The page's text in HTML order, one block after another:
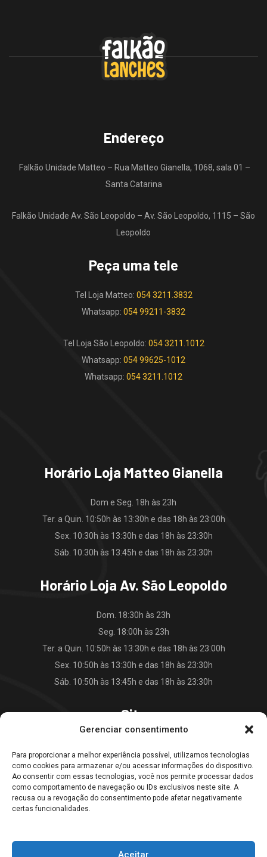
Gerenciar consentimento
Para proporcionar a melhor experiência possível, utilizamos tecnologias
como cookies para armazenar e/ou acessar informações do dispositivo.
Ao consentir com essas tecnologias, você nos permite processar dados
como comportamento de navegação ou IDs exclusivos neste site. A
recusa ou a revogação do consentimento pode afetar negativamente
certas funcionalidades.
Aceitar
Endereço
Falkão Unidade Matteo – Rua Matteo Gianella, 1068, sala 01 –
Santa Catarina
Falkão Unidade Av. São Leopoldo – Av. São Leopoldo, 1115 – São
Leopoldo
Peça uma tele
Tel Loja Matteo: 054 3211.3832
Whatsapp: 054 99211-3832
Tel Loja São Leopoldo: 054 3211.1012
Whatsapp: 054 99625-1012
Whatsapp: 054 3211.1012
Horário Loja Matteo Gianella
Dom e Seg. 18h às 23h
Ter. a Quin. 10:50h às 13:30h e das 18h às 23:00h
Sex. 10:30h às 13:30h e das 18h às 23:30h
Sáb. 10:30h às 13:45h e das 18h às 23:30h
Horário Loja Av. São Leopoldo
Dom. 18:30h às 23h
Seg. 18:00h às 23h
Ter. a Quin. 10:50h às 13:30h e das 18h às 23:00h
Sex. 10:50h às 13:30h e das 18h às 23:30h
Sáb. 10:50h às 13:45h e das 18h às 23:30h
Site
Cardápio
Contato
Blog
Galeria Falkão Lanches